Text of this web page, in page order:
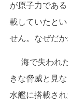
が原子力であ
載していたと
せん。なぜだ
海で失われ
きな脅威と見
水艦に搭載さ